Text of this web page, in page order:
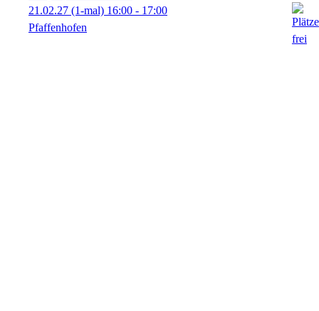
21.02.27 (1-mal) 16:00 - 17:00
Pfaffenhofen